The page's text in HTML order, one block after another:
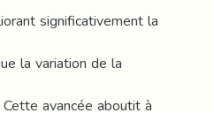
significativement la
la variation de la
avancée aboutit à